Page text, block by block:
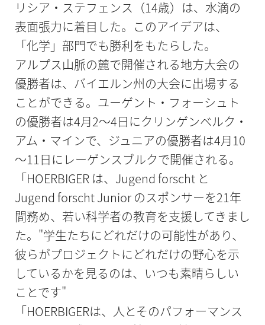
リシア・ステフェンス（14歳）は、水滴の
表面張力に着目した。このアイデアは、
「化学」部門でも勝利をもたらした。
アルプス山脈の麓で開催される地方大会の
優勝者は、バイエルン州の大会に出場する
ことができる。ユーゲント・フォーシュト
の優勝者は4月2～4日にクリンゲンベルク・
アム・マインで、ジュニアの優勝者は4月10
～11日にレーゲンスブルクで開催される。
「HOERBIGER は、Jugend forscht と
Jugend forscht Junior のスポンサーを21年
間務め、若い科学者の教育を支援してきまし
た。"学生たちにどれだけの可能性があり、
彼らがプロジェクトにどれだけの野心を示
しているかを見るのは、いつも素晴らしい
ことです"
「HOERBIGERは、人とそのパフォーマンス